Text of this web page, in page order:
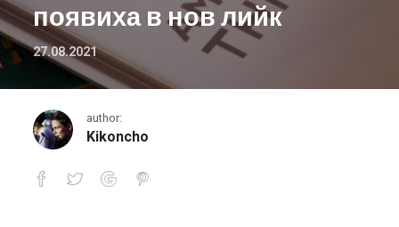
появиха в нов лийк
27.08.2021
author:
Kikoncho